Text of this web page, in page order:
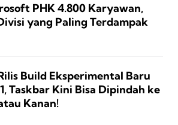
PHK 4.800 Karyawan,
yang Paling Terdampak
Build Eksperimental Baru
Taskbar Kini Bisa Dipindah ke
Kanan!